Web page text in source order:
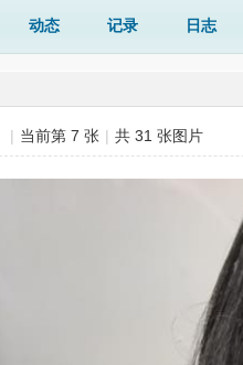
动态 记录 日志
| 当前第 7 张 | 共 31 张图片